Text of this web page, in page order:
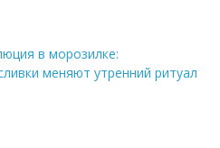
в морозилке:
меняют утренний ритуал